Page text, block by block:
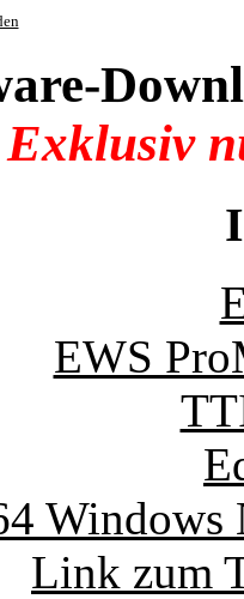
Exklusiv
EWS
Link zum